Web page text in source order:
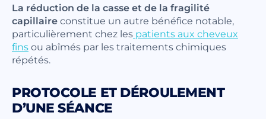
La réduction de la casse et de la fragilité
capillaireconstitue un autre bénéfice notable,
particulièrement chez les patients aux cheveux
finsou abîmés par les traitements chimiques
répétés.
PROTOCOLE ET DÉROULEMENT
D’UNE SÉANCE